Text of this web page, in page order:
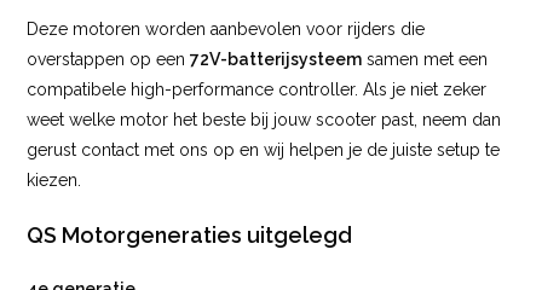
Deze motoren worden aanbevolen voor rijders die
overstappen op een72V-batterijsysteem samen met een
compatibele high-performance controller. Als je niet zeker
weet welke motor het beste bij jouw scooter past, neem dan
gerust contact met ons op en wij helpen je de juiste setup te
kiezen.
QS Motorgeneraties uitgelegd